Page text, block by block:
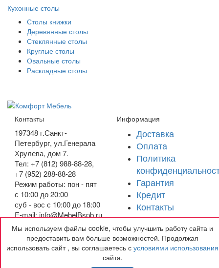
Кухонные столы
Столы книжки
Деревянные столы
Стеклянные столы
Круглые столы
Овальные столы
Раскладные столы
Контакты
197348 г.Санкт-
Петербург, ул.Генерала
Хрулева, дом 7.
Тел: +7 (812) 988-88-28,
+7 (952) 288-88-28
Режим работы: пон - пят
с 10:00 до 20:00
суб - вос с 10:00 до 18:00
E-mail: info@MebelBspb.ru
Информация
Доставка
Оплата
Политика
Гарантия
Кредит
Контакты
Получить подарок
Мы используем файлы cookie, чтобы улучшить работу сайта и
предоставить вам больше возможностей. Продолжая
использовать сайт , вы соглашаетесь с условиями использования
сайта.